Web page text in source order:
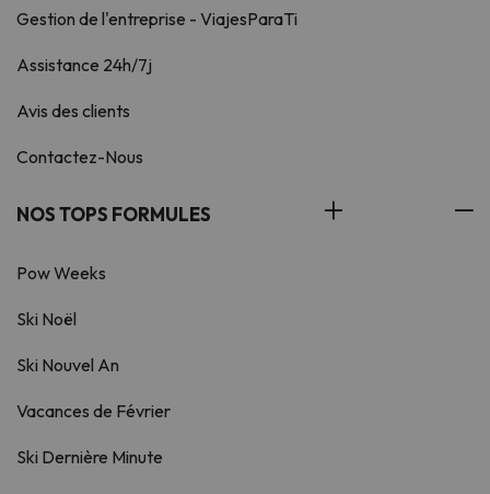
Gestion de l'entreprise - ViajesParaTi
Assistance 24h/7j
Avis des clients
Contactez-Nous
NOS TOPS FORMULES
Pow Weeks
Ski Noël
Ski Nouvel An
Vacances de Février
Ski Dernière Minute